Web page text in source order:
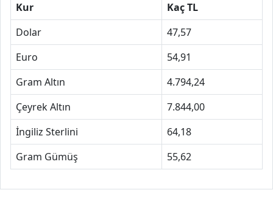
Kur
Kaç TL
Dolar
47,57
Euro
54,91
Gram Altın
4.794,24
Çeyrek Altın
7.844,00
İngiliz Sterlini
64,18
Gram Gümüş
55,62